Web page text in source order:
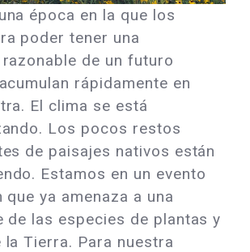
época en la que los
poder tener una
de un futuro
rápidamente en
El clima se está
Los pocos restos
de paisajes nativos están
Estamos en un evento
ya amenaza a una
de las especies de plantas y
la Tierra. Para nuestra